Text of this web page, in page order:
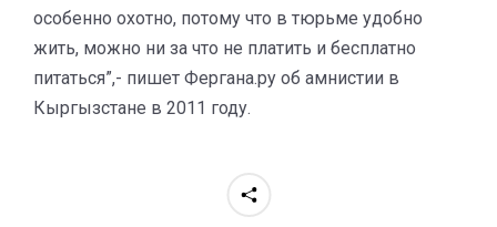
особенно охотно, потому что в тюрьме удобно
жить, можно ни за что не платить и бесплатно
питаться”,- пишет Фергана.ру об амнистии в
Кыргызстане в 2011 году.